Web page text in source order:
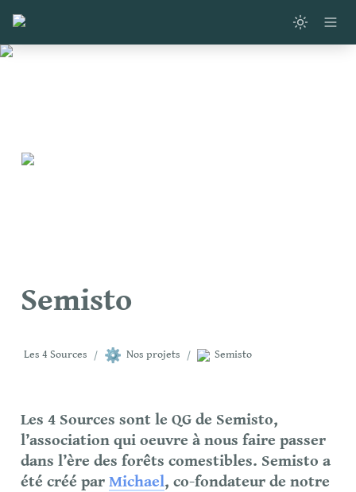
Semisto
Les 4 Sources / ⚙️ Nos projets / Semisto
Les 4 Sources sont le QG de Semisto,
l’association qui oeuvre à nous faire passer
dans l’ère des forêts comestibles. Semisto a
été créé par Michael, co-fondateur de notre